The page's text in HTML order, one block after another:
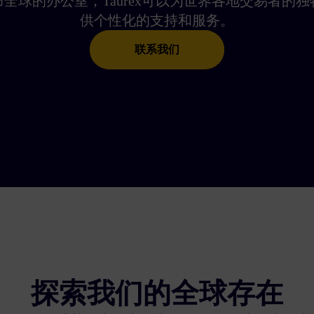
供个性化的支持和服务。
联系我们
探索我们的全球存在